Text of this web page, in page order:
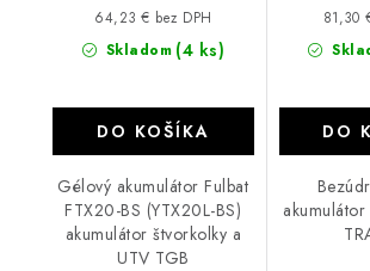
Skladom (4 ks)
64,23 € bez DPH
DO KOŠÍKA
Gélový akumulátor Fulbat
FTX20-BS (YTX20L-BS)
akumulátor štvorkolky a
UTV TGB
81,30
DO